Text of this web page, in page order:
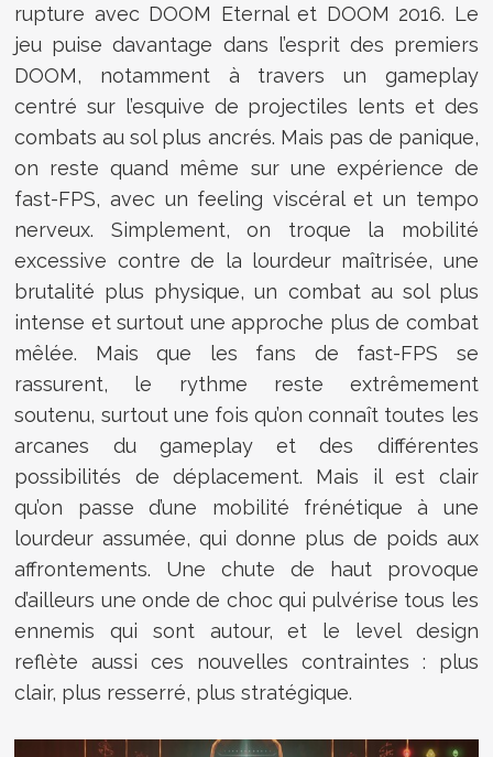
rupture avec DOOM Eternal et DOOM 2016. Le
jeu puise davantage dans l’esprit des premiers
DOOM, notamment à travers un gameplay
centré sur l’esquive de projectiles lents et des
combats au sol plus ancrés. Mais pas de panique,
on reste quand même sur une expérience de
fast-FPS, avec un feeling viscéral et un tempo
nerveux. Simplement, on troque la mobilité
excessive contre de la lourdeur maîtrisée, une
brutalité plus physique, un combat au sol plus
intense et surtout une approche plus de combat
mêlée. Mais que les fans de fast-FPS se
rassurent, le rythme reste extrêmement
soutenu, surtout une fois qu’on connaît toutes les
arcanes du gameplay et des différentes
possibilités de déplacement. Mais il est clair
qu’on passe d’une mobilité frénétique à une
lourdeur assumée, qui donne plus de poids aux
affrontements. Une chute de haut provoque
d’ailleurs une onde de choc qui pulvérise tous les
ennemis qui sont autour, et le level design
reflète aussi ces nouvelles contraintes : plus
clair, plus resserré, plus stratégique.